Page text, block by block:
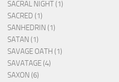
SACRAL NIGHT (1)
SACRED (1)
SANHEDRIN (1)
SATAN (1)
SAVAGE OATH (1)
SAVATAGE (4)
SAXON (6)